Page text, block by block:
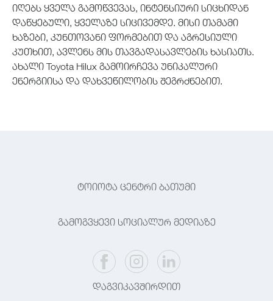
იღებს ყველა გამოწვევას, ინტენსიური სიცხიდან
დაწყებული, ყველაზე სიცივემდე. მისი თამამი
ხაზები, კუნთოვანი ფორმებით და აგრესიული
კუთხით, ავლენს მის თავგადასავლების ხასიათს.
ახალი Toyota Hilux გამოირჩევა უნიკალური
ენერგიისა და დახვეწილობის შეგრძნებით.
ტოიოტა ცენტრი ბათუმი
გამოგვყევი სოციალურ მედიაზე
დაგვიკავშირდით